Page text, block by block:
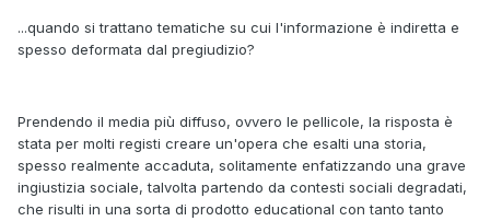
...quando si trattano tematiche su cui l'informazione è indiretta e
spesso deformata dal pregiudizio?
Prendendo il media più diffuso, ovvero le pellicole, la risposta è
stata per molti registi creare un'opera che esalti una storia,
spesso realmente accaduta, solitamente enfatizzando una grave
ingiustizia sociale, talvolta partendo da contesti sociali degradati,
che risulti in una sorta di prodotto educational con tanto tanto